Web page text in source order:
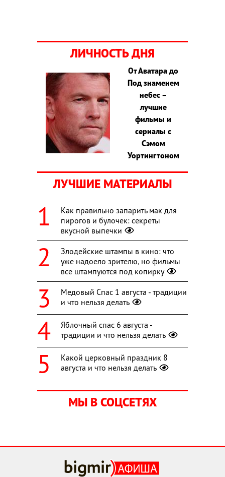
ЛИЧНОСТЬ ДНЯ
От Аватара до
Под знаменем
небес –
лучшие
фильмы и
сериалы с
Сэмом
Уортингтоном
ЛУЧШИЕ МАТЕРИАЛЫ
Как правильно запарить мак для
пирогов и булочек: секреты
вкусной выпечки
Злодейские штампы в кино: что
уже надоело зрителю, но фильмы
все штампуются под копирку
Медовый Спас 1 августа - традиции
и что нельзя делать
Яблочный спас 6 августа -
традиции и что нельзя делать
Какой церковный праздник 8
августа и что нельзя делать
МЫ В СОЦСЕТЯХ